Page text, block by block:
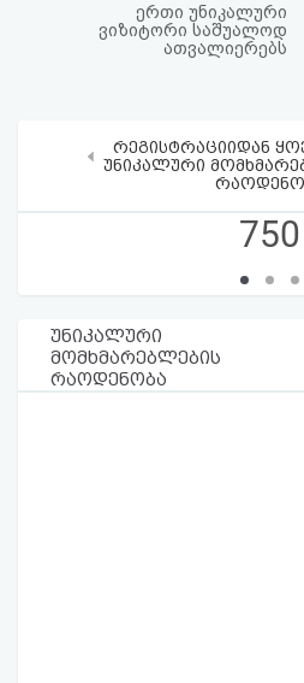
ერთი უნიკალური
ვიზიტორი საშუალოდ
ათვალიერებს
რეგისტრაციიდან
უნიკალური
750
‹
უნიკალური
მომხმარებლების
რაოდენობა